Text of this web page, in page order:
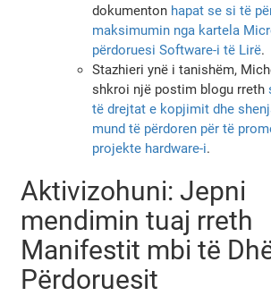
dokumenton hapat se si të
maksimumin nga kartela
përdoruesi Software-i të Lirë.
Stazhieri ynë i tanishëm,
shkroi një postim blogu rreth
të drejtat e kopjimit dhe
mund të përdoren për të
projekte hardware-i.
Aktivizohuni: Jepni
mendimin tuaj rreth
Manifestit mbi të
Përdoruesit